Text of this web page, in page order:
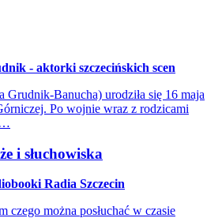
- aktorki szczecińskich scen
Banucha) urodziła się 16 maja
Po wojnie wraz z rodzicami
i słuchowiska
Radia Szczecin
czego można posłuchać w czasie